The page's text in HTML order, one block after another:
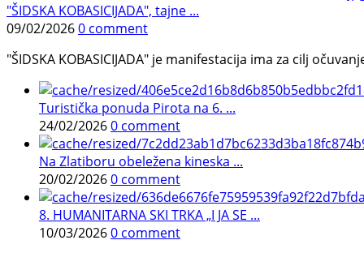
"ŠIDSKA KOBASICIJADA", tajne ...
09/02/20260 comment
"ŠIDSKA KOBASICIJADA" je manifestacija ima za cilj
Turistička ponuda Pirota na 6. ...
24/02/20260 comment
Na Zlatiboru obeležena kineska ...
20/02/20260 comment
8. HUMANITARNA SKI TRKA „I JA SE ...
10/03/20260 comment